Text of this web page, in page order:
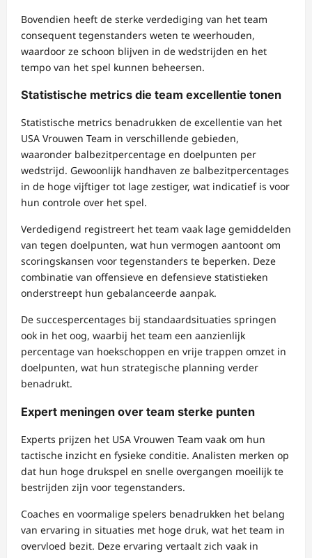
Bovendien heeft de sterke verdediging van het team
consequent tegenstanders weten te weerhouden,
waardoor ze schoon blijven in de wedstrijden en het
tempo van het spel kunnen beheersen.
Statistische metrics die team excellentie tonen
Statistische metrics benadrukken de excellentie van het
USA Vrouwen Team in verschillende gebieden,
waaronder balbezitpercentage en doelpunten per
wedstrijd. Gewoonlijk handhaven ze balbezitpercentages
in de hoge vijftiger tot lage zestiger, wat indicatief is voor
hun controle over het spel.
Verdedigend registreert het team vaak lage gemiddelden
van tegen doelpunten, wat hun vermogen aantoont om
scoringskansen voor tegenstanders te beperken. Deze
combinatie van offensieve en defensieve statistieken
onderstreept hun gebalanceerde aanpak.
De succespercentages bij standaardsituaties springen
ook in het oog, waarbij het team een aanzienlijk
percentage van hoekschoppen en vrije trappen omzet in
doelpunten, wat hun strategische planning verder
benadrukt.
Expert meningen over team sterke punten
Experts prijzen het USA Vrouwen Team vaak om hun
tactische inzicht en fysieke conditie. Analisten merken op
dat hun hoge drukspel en snelle overgangen moeilijk te
bestrijden zijn voor tegenstanders.
Coaches en voormalige spelers benadrukken het belang
van ervaring in situaties met hoge druk, wat het team in
overvloed bezit. Deze ervaring vertaalt zich vaak in